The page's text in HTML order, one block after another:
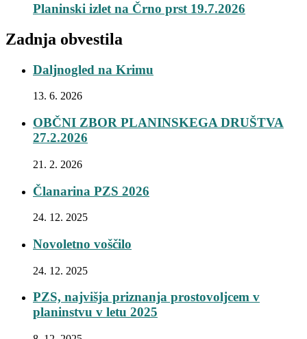
Planinski izlet na Črno prst 19.7.2026
Zadnja obvestila
Daljnogled na Krimu
13. 6. 2026
OBČNI ZBOR PLANINSKEGA DRUŠTVA
27.2.2026
21. 2. 2026
Članarina PZS 2026
24. 12. 2025
Novoletno voščilo
24. 12. 2025
PZS, najvišja priznanja prostovoljcem v
planinstvu v letu 2025